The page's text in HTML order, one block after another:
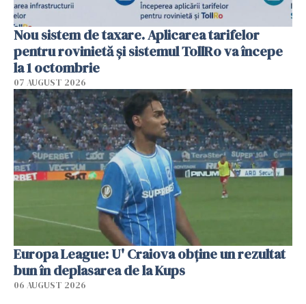
Nou sistem de taxare. Aplicarea tarifelor
pentru rovinietă şi sistemul TollRo va începe
la 1 octombrie
07 AUGUST 2026
Europa League: U' Craiova obține un rezultat
bun în deplasarea de la Kups
06 AUGUST 2026